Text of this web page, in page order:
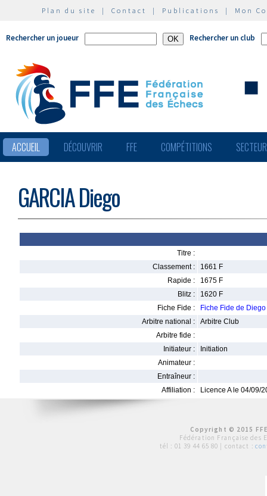
Plan du site | Contact | Publications | Mon
Rechercher un joueur Rechercher un club
ACCUEIL DÉCOUVRIR FFE COMPÉTITIONS
GARCIA Diego
Titre :
Classement :
1661 F
Rapide :
1675 F
Blitz :
1620 F
Fiche Fide :
Fiche Fide de
Arbitre national :
Arbitre Club
Arbitre fide :
Initiateur :
Initiation
Animateur :
Entraîneur :
Affiliation :
Licence A le 04/09/
Copyright © 2015
Fédération Française des
tél : 01 39 44 65 80 | contact :